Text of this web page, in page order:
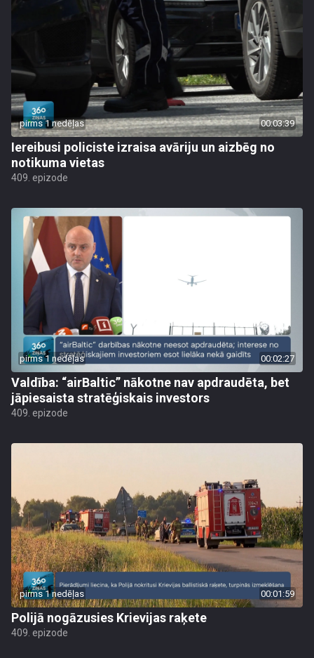
pirms 1 nedēļas 00:03:39
Iereibusi policiste izraisa avāriju un aizbēg no
notikuma vietas
409. epizode
pirms 1 nedēļas 00:02:27
Valdība: “airBaltic” nākotne nav apdraudēta, bet
jāpiesaista stratēģiskais investors
409. epizode
pirms 1 nedēļas 00:01:59
Polijā nogāzusies Krievijas raķete
409. epizode